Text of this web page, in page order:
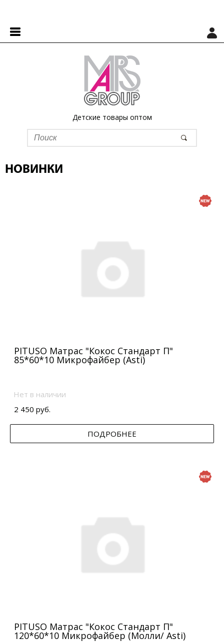
Детские товары оптом
НОВИНКИ
PITUSO Матрас "Кокос Стандарт П"
85*60*10 Микрофайбер (Asti)
Нет в наличии
2 450 руб.
ПОДРОБНЕЕ
PITUSO Матрас "Кокос Стандарт П"
120*60*10 Микрофайбер (Молли/ Asti)